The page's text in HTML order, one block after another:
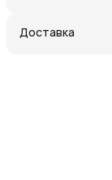
Доставка